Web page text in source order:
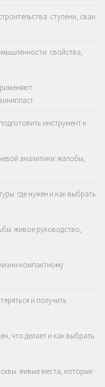
ступени, сваи
свойства,
инструмент к
аналитики: жалобы,
где нужен и как выбрать
живое руководство,
компактному
и получить
что делает и как выбрать
живые места, которые